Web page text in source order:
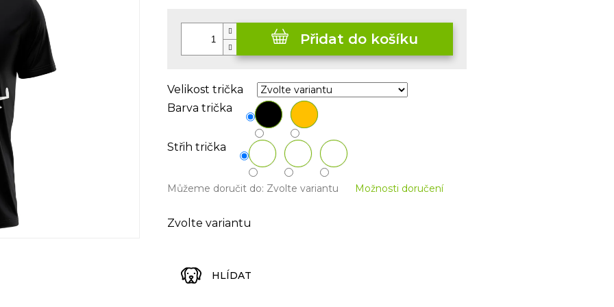
Zvolte variantu
Velikost trička
Barva trička
Střih trička
Můžeme doručit do: Zvolte variantu Možnosti doručení
Přidat do košíku
HLÍDAT